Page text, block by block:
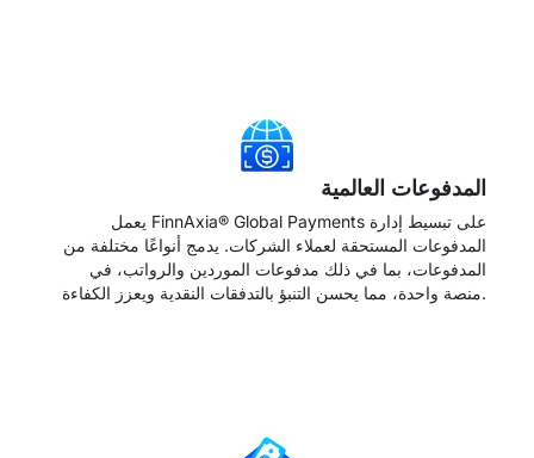
المدفوعات العالمية
يعمل FinnAxia® Global Payments على تبسيط إدارة
المدفوعات المستحقة لعملاء الشركات. يدمج أنواعًا مختلفة من
المدفوعات، بما في ذلك مدفوعات الموردين والرواتب، في
منصة واحدة، مما يحسن التنبؤ بالتدفقات النقدية ويعزز الكفاءة.